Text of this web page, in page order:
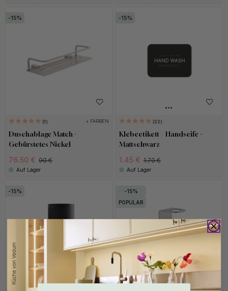
15
1 + FARBEN
Duschablage Match -
Gebürstetes Nickel
76.50 € 90 €
Auf Lager
15
22
Klebeetikett – Handseife -
Mattschwarz
1.45 € 1.70 €
Auf Lager
15
15
POPULAR